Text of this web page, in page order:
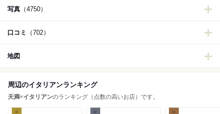
写真 （4750）
口コミ （702）
地図
周辺のイタリアンランキング
天満×イタリアンのランキング（点数の高いお店）です。